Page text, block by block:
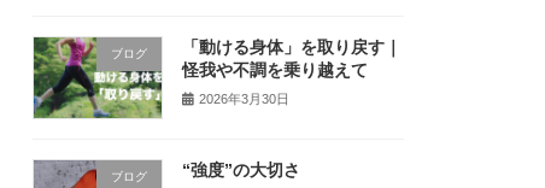
ブログ
「動ける身体」を取り戻す｜
怪我や不調を乗り越えて
2026年3月30日
ブログ “強度”の大切さ